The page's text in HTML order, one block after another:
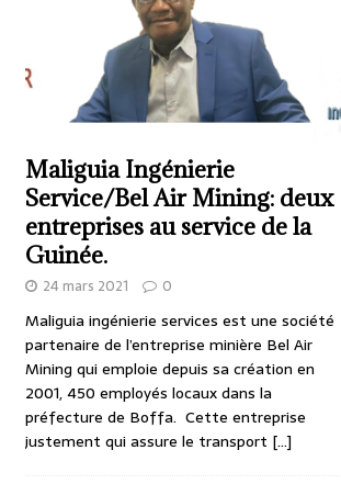
Maliguia Ingénierie
Service/Bel Air Mining: deux
entreprises au service de la
Guinée.
24 mars 2021 0
Maliguia ingénierie services est une société
partenaire de l’entreprise minière Bel Air
Mining qui emploie depuis sa création en
2001, 450 employés locaux dans la
préfecture de Boffa. Cette entreprise
justement qui assure le transport [...]